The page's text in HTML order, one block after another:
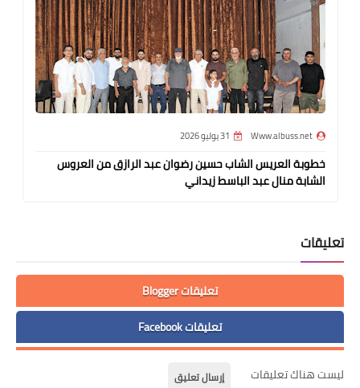
Www.albuss.net 31 يوليو 2026
خطوبة العريس الشاب حسين رضوان عبد الرازق من العروس
الشابة منال عبد الباسط زيداني
تعليقات
تعليقات Blogger
تعليقات Facebook
ليست هناك تعليقات إرسال تعليق